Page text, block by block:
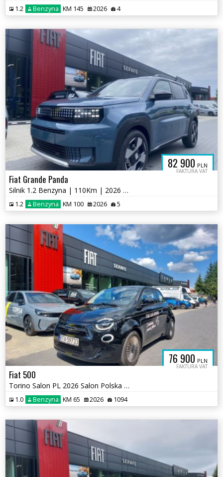
1.2 Benzyna KM 145 2026 4
82 900 PLN
FAKTURA VAT
Fiat Grande Panda
Silnik 1.2 Benzyna | 110Km | 2026 | Wersja La Prima
1.2 Benzyna KM 100 2026 5
76 900 PLN
FAKTURA VAT
Fiat 500
Torino Salon PL 2026 Salon Polska Hybryda LEDy Kamera Wyposażona Okazj
1.0 Benzyna KM 65 2026 1094